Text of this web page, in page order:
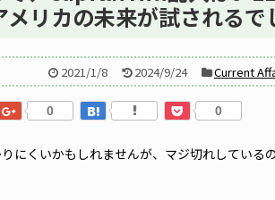
リカの未来が試されるで
2021/1/8 2024/9/24 Current
0 0
にくいかもしれませんが、マジ切れしている